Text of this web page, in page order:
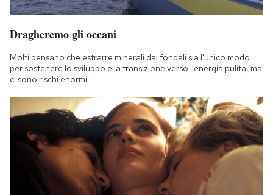
Dragheremo gli oceani
Molti pensano che estrarre minerali dai fondali sia l'unico modo
per sostenere lo sviluppo e la transizione verso l'energia pulita, ma
ci sono rischi enormi